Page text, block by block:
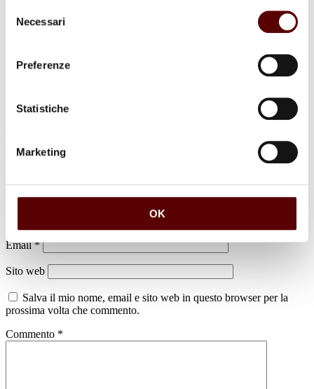
delNecessari
Preferenze
Statistiche
Marketing
OK
Condividi
Lascia un commento
Il tuo indirizzo email non sarà pubblicato. I campi obbligatori sono
contrassegnati*
Email*
Sito web
Salva il mio nome, email e sito web in questo browser per la
prossima volta che commento.
Commento *